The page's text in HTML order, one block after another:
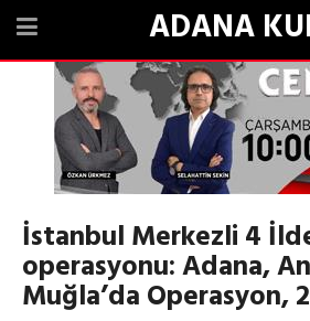
ADANA
İstanbul Merkezli 4
operasyonu: Adana,
Muğla’da Operasyon,